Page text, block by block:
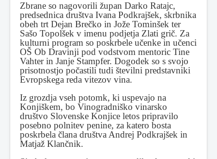
Zbrane so nagovorili župan Darko Ratajc,
predsednica društva Ivana Podkrajšek, skrbnika
obeh trt Dejan Brečko in Jože Tominšek ter
Sašo Topolšek v imenu podjetja Zlati grič. Za
kulturni program so poskrbele učenke in učenci
OŠ Ob Dravinji pod vodstvom mentoric Tine
Vahter in Janje Stampfer. Dogodek so s svojo
prisotnostjo počastili tudi številni predstavniki
Evropskega reda vitezov vina.
Iz grozdja vseh potomk, ki uspevajo na
Konjiškem, bo Vinogradniško vinarsko
društvo Slovenske Konjice letos pripravilo
posebno polnitev penine, za katero bosta
poskrbela člana društva Andrej Podkrajšek in
Matjaž Klančnik.